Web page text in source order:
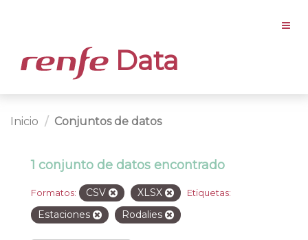
Data
Inicio Conjuntos de datos
1 conjunto de datos encontrado
Formatos: CSV XLSX Etiquetas:
Estaciones Rodalies